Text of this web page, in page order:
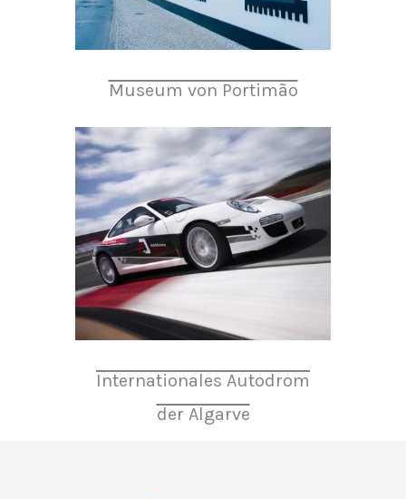
Museum von Portimão
Internationales Autodrom
der Algarve